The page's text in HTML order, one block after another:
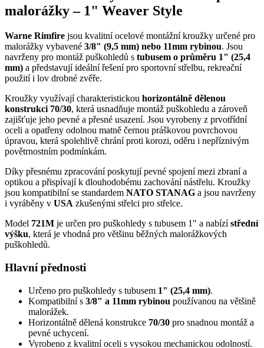
malorážky – 1" Weaver Style
Warne Rimfire jsou kvalitní ocelové montážní kroužky určené pro
malorážky vybavené 3/8" (9,5 mm) nebo 11mm rybinou. Jsou
navrženy pro montáž puškohledů s tubusem o průměru 1" (25,4
mm) a představují ideální řešení pro sportovní střelbu, rekreační
použití i lov drobné zvěře.
Kroužky využívají charakteristickou horizontálně dělenou
konstrukci 70/30, která usnadňuje montáž puškohledu a zároveň
zajišťuje jeho pevné a přesné usazení. Jsou vyrobeny z prvotřídní
oceli a opatřeny odolnou matně černou práškovou povrchovou
úpravou, která spolehlivě chrání proti korozi, oděru i nepříznivým
povětrnostním podmínkám.
Díky přesnému zpracování poskytují pevné spojení mezi zbraní a
optikou a přispívají k dlouhodobému zachování nástřelu. Kroužky
jsou kompatibilní se standardem NATO STANAG a jsou navrženy
i vyráběny v USA zkušenými střelci pro střelce.
Model 721M je určen pro puškohledy s tubusem 1" a nabízístřední
výšku, která je vhodná pro většinu běžných malorážkových
puškohledů.
Hlavní přednosti
Určeno pro puškohledy s tubusem 1" (25,4 mm).
Kompatibilní s 3/8" a 11mm rybinou používanou na většině
malorážek.
Horizontálně dělená konstrukce 70/30 pro snadnou montáž a
pevné uchycení.
Vyrobeno z kvalitní oceli s vysokou mechanickou odolností.